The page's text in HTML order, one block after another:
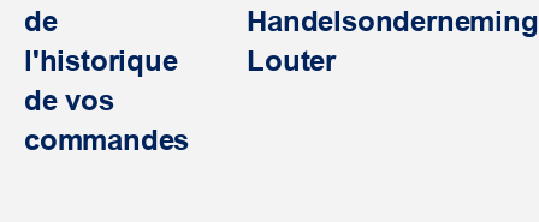
de
l'historique
de vos
commandes
Handelsonderneming
Louter